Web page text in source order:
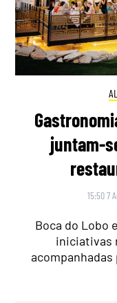
juntam-
15:50 7
Boca do Lobo
iniciativas